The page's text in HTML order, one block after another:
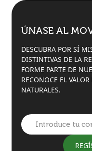
ÚNASE AL
DESCUBRA POR SÍ
DISTINTIVAS DE LA
FORME PARTE DE
RECONOCE EL
NATURALES.